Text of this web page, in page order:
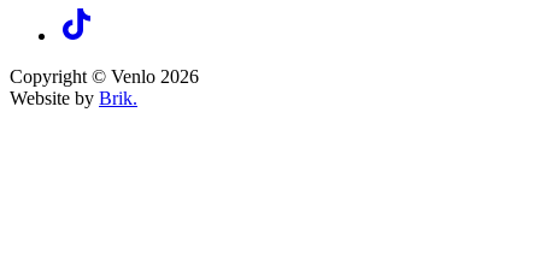
Copyright © Venlo 2026
Website by Brik.